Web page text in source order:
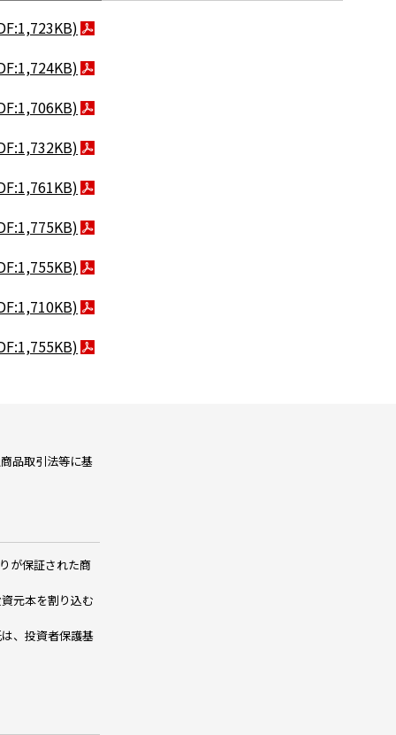
品取引法等に基
が保証された商
元本を割り込む
、投資者保護基